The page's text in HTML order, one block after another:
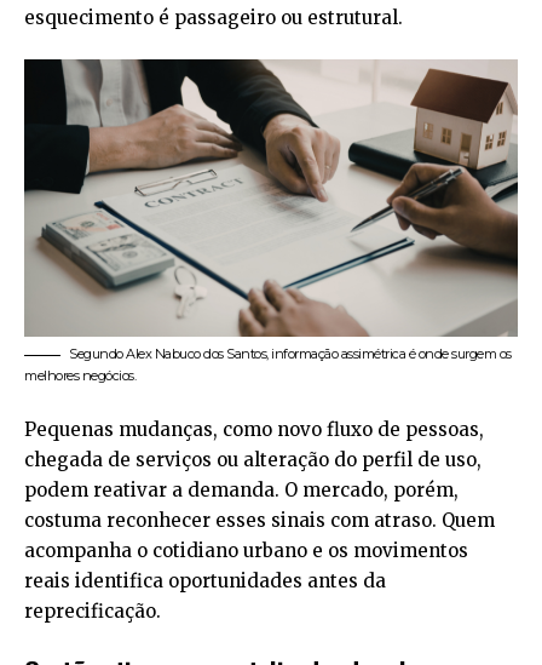
esquecimento é passageiro ou estrutural.
Segundo Alex Nabuco dos Santos, informação assimétrica é onde surgem os
melhores negócios.
Pequenas mudanças, como novo fluxo de pessoas,
chegada de serviços ou alteração do perfil de uso,
podem reativar a demanda. O mercado, porém,
costuma reconhecer esses sinais com atraso. Quem
acompanha o cotidiano urbano e os movimentos
reais identifica oportunidades antes da
reprecificação.